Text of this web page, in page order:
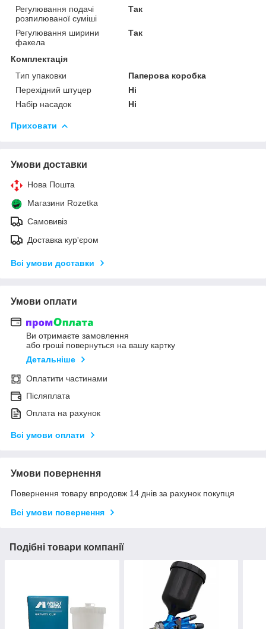
Регулювання подачі
розпилюваної суміші
Так
Регулювання ширини
факела
Так
Комплектація
Тип упаковки
Паперова коробка
Перехідний штуцер
Ні
Набір насадок
Ні
Приховати
Умови доставки
Нова Пошта
Магазини Rozetka
Самовивіз
Доставка кур'єром
Всі умови доставки
Умови оплати
Ви отримаєте замовлення
або гроші повернуться на вашу картку
Детальніше
Оплатити частинами
Післяплата
Оплата на рахунок
Всі умови оплати
Умови повернення
Повернення товару впродовж 14 днів за рахунок покупця
Всі умови повернення
Подібні товари компанії